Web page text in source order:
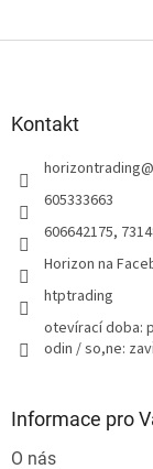
Kontakt
horizontrading@
605333663
606642175,
Horizon na
htptrading
otevírací doba:
odin / so,ne:
Informace pro
O nás